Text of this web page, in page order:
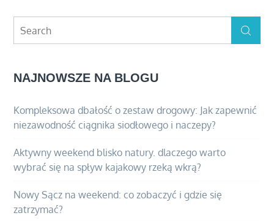
Search
Search
NAJNOWSZE NA BLOGU
Kompleksowa dbałość o zestaw drogowy: Jak zapewnić
niezawodność ciągnika siodłowego i naczepy?
Aktywny weekend blisko natury. dlaczego warto
wybrać się na spływ kajakowy rzeką wkrą?
Nowy Sącz na weekend: co zobaczyć i gdzie się
zatrzymać?